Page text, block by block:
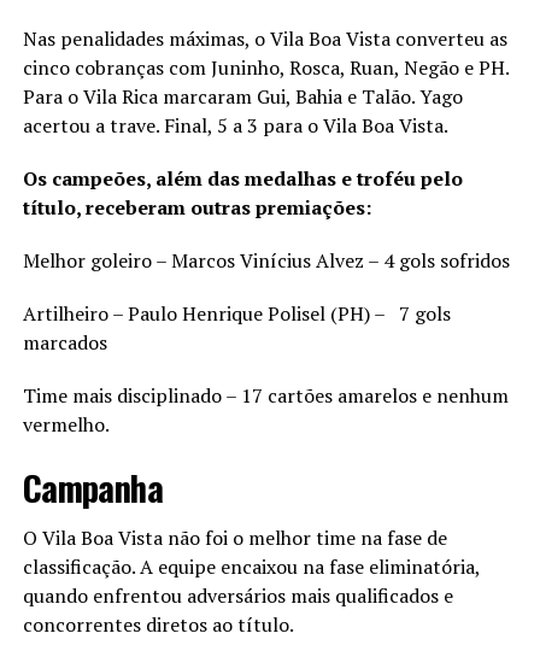
Nas penalidades máximas, o Vila Boa Vista converteu as
cinco cobranças com Juninho, Rosca, Ruan, Negão e PH.
Para o Vila Rica marcaram Gui, Bahia e Talão. Yago
acertou a trave. Final, 5 a 3 para o Vila Boa Vista.
Os campeões, além das medalhas e troféu pelo
título, receberam outras premiações:
Melhor goleiro – Marcos Vinícius Alvez – 4 gols sofridos
Artilheiro – Paulo Henrique Polisel (PH) – 7 gols
marcados
Time mais disciplinado – 17 cartões amarelos e nenhum
vermelho.
Campanha
O Vila Boa Vista não foi o melhor time na fase de
classificação. A equipe encaixou na fase eliminatória,
quando enfrentou adversários mais qualificados e
concorrentes diretos ao título.